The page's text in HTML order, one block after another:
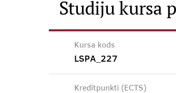
Studiju kursa
Kursa kods
LSPA_227
Kredītpunkti (ECTS)